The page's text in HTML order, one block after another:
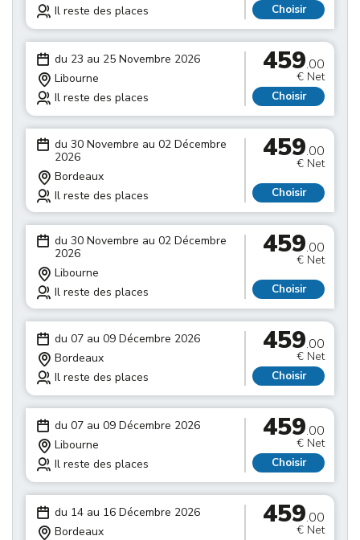
Il reste des places
Choisir
du 23 au 25 Novembre 2026
Libourne
Il reste des places
459.00
€ Net
Choisir
du 30 Novembre au 02 Décembre
2026
Bordeaux
Il reste des places
459.00
€ Net
Choisir
du 30 Novembre au 02 Décembre
2026
Libourne
Il reste des places
459.00
€ Net
Choisir
du 07 au 09 Décembre 2026
Bordeaux
Il reste des places
459.00
€ Net
Choisir
du 07 au 09 Décembre 2026
Libourne
Il reste des places
459.00
€ Net
Choisir
du 14 au 16 Décembre 2026
Bordeaux
459.00
€ Net